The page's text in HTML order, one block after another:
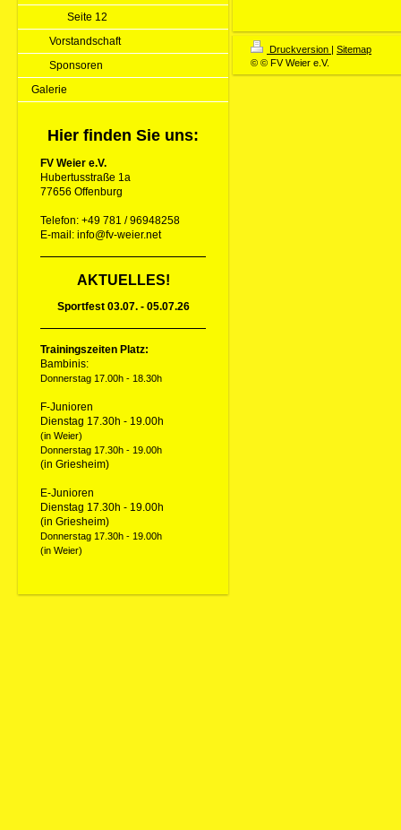
Seite 12
Vorstandschaft
Sponsoren
Galerie
Hier finden Sie uns:
FV Weier e.V.
Hubertusstraße 1a
77656 Offenburg
Telefon: +49 781 / 96948258
E-mail: info@fv-weier.net
AKTUELLES!
Sportfest 03.07. - 05.07.26
Trainingszeiten Platz:
Bambinis:
Donnerstag 17.00h - 18.30h
F-Junioren
Dienstag 17.30h - 19.00h
(in Weier)
Donnerstag 17.30h - 19.00h
(in Griesheim)
E-Junioren
Dienstag 17.30h - 19.00h
(in Griesheim)
Donnerstag 17.30h - 19.00h
(in Weier)
Druckversion | Sitemap
© © FV Weier e.V.